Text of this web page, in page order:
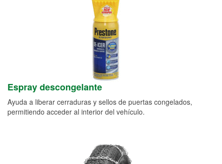
Espray descongelante
Ayuda a liberar cerraduras y sellos de puertas congelados,
permitiendo acceder al interior del vehículo.